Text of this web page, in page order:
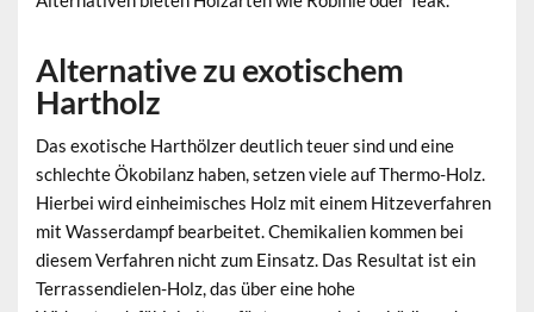
Alternative zu exotischem
Hartholz
Das exotische Harthölzer deutlich teuer sind und eine
schlechte Ökobilanz haben, setzen viele auf Thermo-Holz.
Hierbei wird einheimisches Holz mit einem Hitzeverfahren
mit Wasserdampf bearbeitet. Chemikalien kommen bei
diesem Verfahren nicht zum Einsatz. Das Resultat ist ein
Terrassendielen-Holz, das über eine hohe